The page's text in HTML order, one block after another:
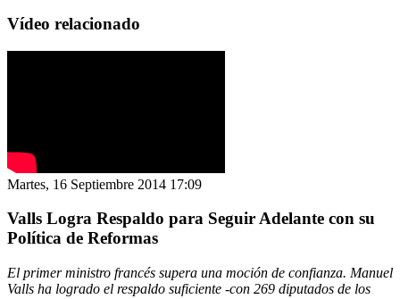
Vídeo relacionado
Martes, 16 Septiembre 2014 17:09
Valls Logra Respaldo para Seguir Adelante con su
Política de Reformas
El primer ministro francés supera una moción de confianza. Manuel
Valls ha logrado el respaldo suficiente -con 269 diputados de los